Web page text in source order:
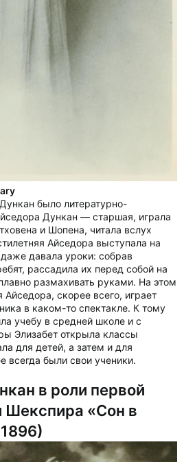
было литературно-
Дункан — старшая, играла
и Шопена, читала вслух
Айседора выступала на
давала уроки: собрав
рассадила их перед собой на
размахивать руками. На этом
скорее всего, играет
в каком-то спектакле. К тому
учебу в средней школе и с
Элизабет открыла классы
для детей, а затем и для
всегда были свои ученики.
в роли первой
Шекспира «Сон в